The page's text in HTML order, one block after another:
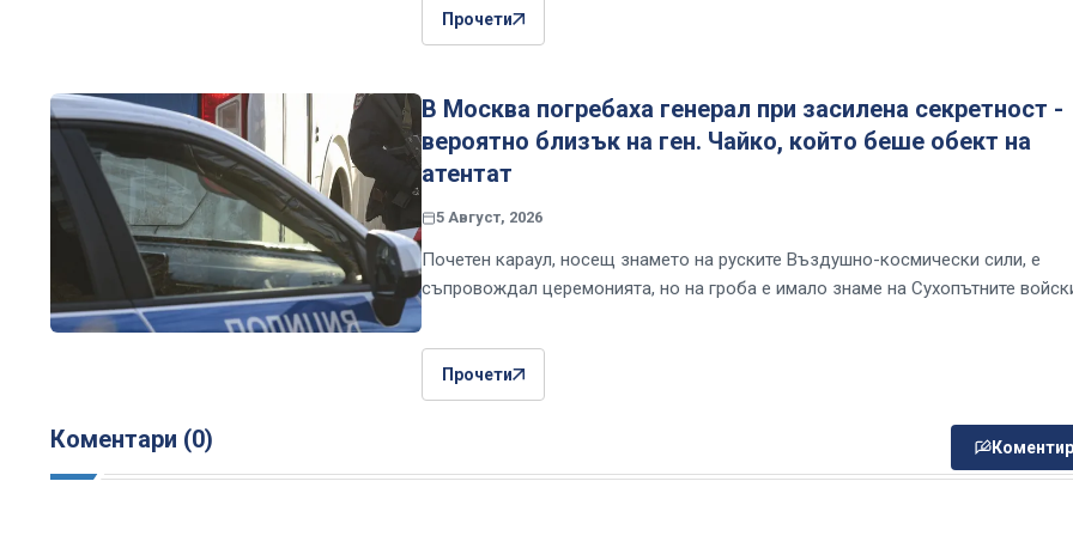
Прочети
В Москва погребаха генерал при засилена секретност -
вероятно близък на ген. Чайко, който беше обект на
атентат
5 Август, 2026
Почетен караул, носещ знамето на руските Въздушно-космически сили, е
съпровождал церемонията, но на гроба е имало знаме на Сухопътните
Прочети
Коментари (0)